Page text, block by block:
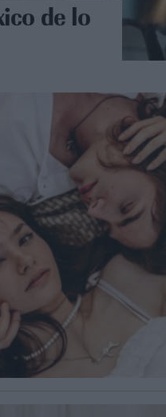
de lo